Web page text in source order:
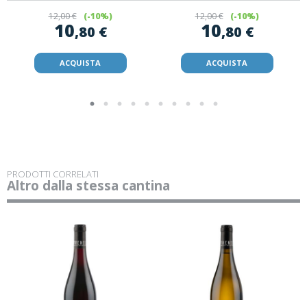
12,00 € (-10%)
10,80 €
ACQUISTA
12,00 € (-10%)
10,80 €
ACQUISTA
PRODOTTI CORRELATI
Altro dalla stessa cantina